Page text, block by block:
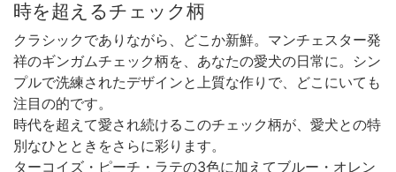
時を超えるチェック柄
クラシックでありながら、どこか新鮮。マンチェスター発
祥のギンガムチェック柄を、あなたの愛犬の日常に。シン
プルで洗練されたデザインと上質な作りで、どこにいても
注目の的です。
時代を超えて愛され続けるこのチェック柄が、愛犬との特
別なひとときをさらに彩ります。
ターコイズ・ピーチ・ラテの3色に加えてブルー・オレン